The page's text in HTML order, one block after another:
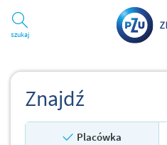
Szukaj
Znajdź
Placówka